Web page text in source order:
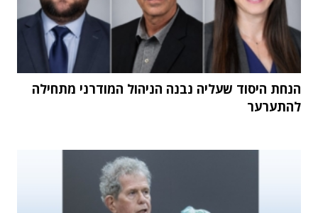
הנחת היסוד שעליה נבנה הניהול המודרני מתחילה
להתערער